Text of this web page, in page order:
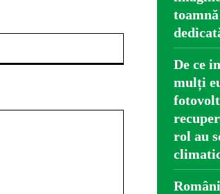
De ce
mulți
rol au